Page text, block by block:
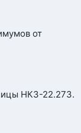
от
НКЗ-22.273.